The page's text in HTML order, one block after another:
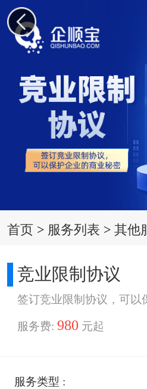
首页 > 服务列表 >其他
竞业限制协议
签订竞业限制协议，可以
服务费:980 元起
服务类型 :